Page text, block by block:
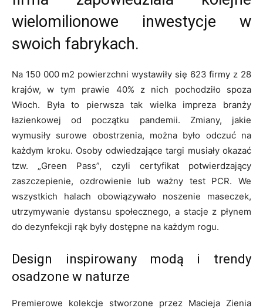
wielomilionowe inwestycje w
swoich fabrykach.
Na 150 000 m2 powierzchni wystawiły się 623 firmy z 28
krajów, w tym prawie 40% z nich pochodziło spoza
Włoch. Była to pierwsza tak wielka impreza branży
łazienkowej od początku pandemii. Zmiany, jakie
wymusiły surowe obostrzenia, można było odczuć na
każdym kroku. Osoby odwiedzające targi musiały okazać
tzw. „Green Pass”, czyli certyfikat potwierdzający
zaszczepienie, ozdrowienie lub ważny test PCR. We
wszystkich halach obowiązywało noszenie maseczek,
utrzymywanie dystansu społecznego, a stacje z płynem
do dezynfekcji rąk były dostępne na każdym rogu.
Design inspirowany modą i trendy
osadzone w naturze
Premierowe kolekcje stworzone przez Macieja Zienia